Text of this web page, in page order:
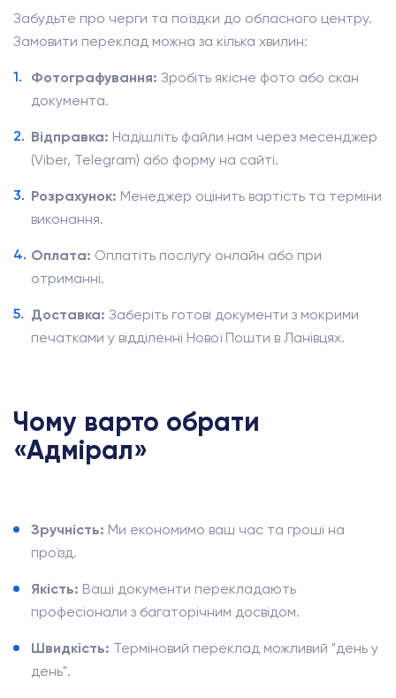
Забудьте про черги та поїздки до обласного центру.
Замовити переклад можна за кілька хвилин:
Фотографування: Зробіть якісне фото або скан
документа.
Відправка: Надішліть файли нам через месенджер
(Viber, Telegram) або форму на сайті.
Розрахунок: Менеджер оцінить вартість та терміни
виконання.
Оплата: Оплатіть послугу онлайн або при
отриманні.
Доставка: Заберіть готові документи з мокрими
печатками у відділенні Нової Пошти в Ланівцях.
Чому варто обрати
«Адмірал»
Зручність: Ми економимо ваш час та гроші на
проїзд.
Якість: Ваші документи перекладають
професіонали з багаторічним досвідом.
Швидкість: Терміновий переклад можливий "день у
день".